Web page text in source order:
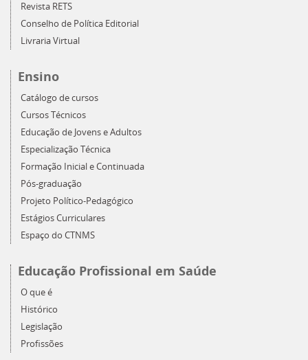
Revista RETS
Conselho de Política Editorial
Livraria Virtual
Ensino
Catálogo de cursos
Cursos Técnicos
Educação de Jovens e Adultos
Especialização Técnica
Formação Inicial e Continuada
Pós-graduação
Projeto Político-Pedagógico
Estágios Curriculares
Espaço do CTNMS
Educação Profissional em Saúde
O que é
Histórico
Legislação
Profissões